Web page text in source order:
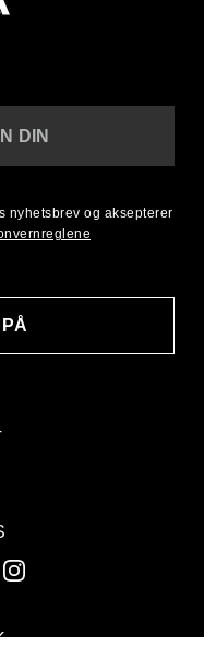
DIN
nyhetsbrev og aksepterer